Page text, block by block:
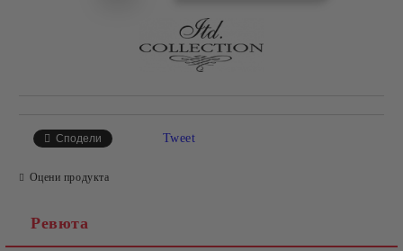
Сподели Tweet
Оцени продукта
Ревюта